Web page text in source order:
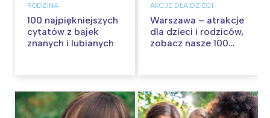
RODZINA
100 najpiękniejszych
cytatów z bajek
znanych i lubianych
AKCJE DLA DZIECI
Warszawa – atrakcje
dla dzieci i rodziców,
zobacz nasze 100